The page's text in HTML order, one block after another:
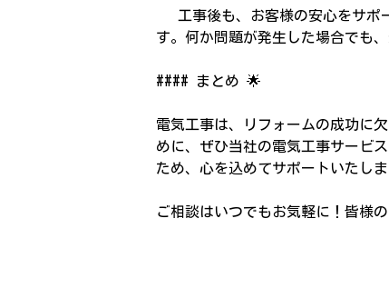
工事後も、お客様の安心をサポ
す。何か問題が発生した場合でも
#### まとめ 🌟
電気工事は、リフォームの成功に
めに、ぜひ当社の電気工事サービ
ため、心を込めてサポートいたしま
ご相談はいつでもお気軽に！皆様